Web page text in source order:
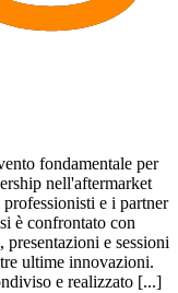
fondamentale per
nell'aftermarket
e i partner
è confrontato con
e sessioni
ultime innovazioni.
e realizzato [...]